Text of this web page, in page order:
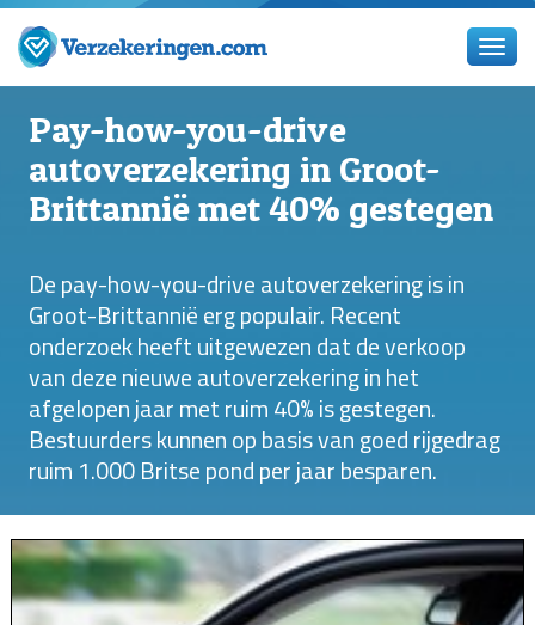
Pay-how-you-drive
autoverzekering in Groot-
Brittannië met 40% gestegen
De pay-how-you-drive autoverzekering is in
Groot-Brittannië erg populair. Recent
onderzoek heeft uitgewezen dat de verkoop
van deze nieuwe autoverzekering in het
afgelopen jaar met ruim 40% is gestegen.
Bestuurders kunnen op basis van goed rijgedrag
ruim 1.000 Britse pond per jaar besparen.